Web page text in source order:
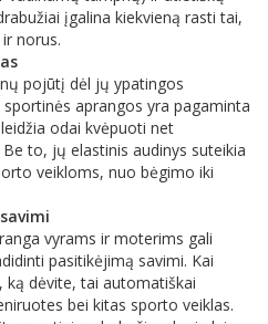
įgalina kiekvieną rasti tai,
norus.
pojūtį dėl jų ypatingos
aprangos yra pagaminta
odai kvėpuoti net
to, jų elastinis audinys suteikia
veikloms, nuo bėgimo iki
vyrams ir moterims gali
pasitikėjimą savimi. Kai
ką dėvite, tai automatiškai
bei kitas sporto veiklas.